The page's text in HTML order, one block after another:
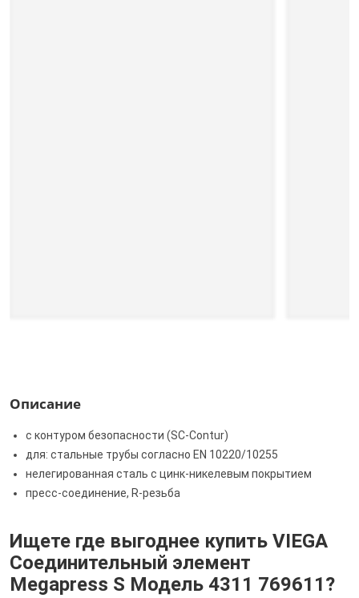
Описание
с контуром безопасности (SC‑Contur)
для: стальные трубы согласно EN 10220/10255
нелегированная сталь с цинк-никелевым покрытием
пресс-соединение, R-резьба
Ищете где выгоднее купить VIEGA
Соединительный элемент
Megapress S Модель 4311 769611?